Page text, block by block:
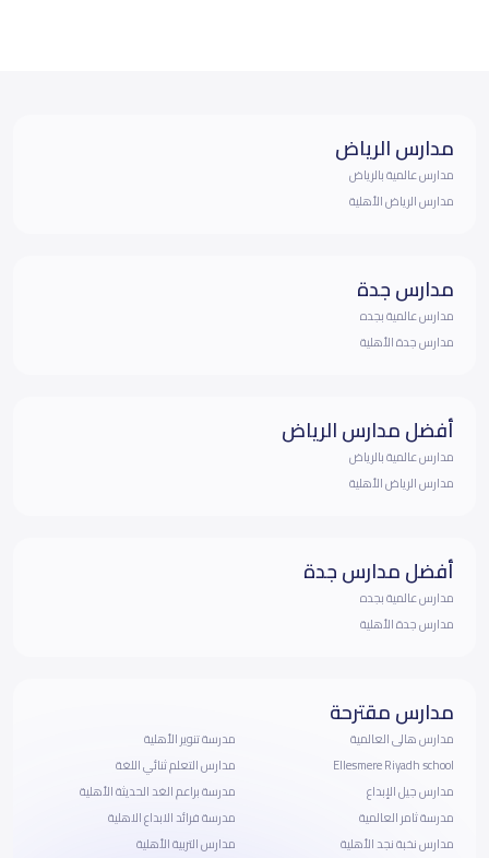
مدارس الرياض
مدارس عالمية بالرياض
مدارس الرياض الأهلية
مدارس جدة
مدارس عالمية بجده
مدارس جدة الأهلية
أفضل مدارس الرياض
مدارس عالمية بالرياض
مدارس الرياض الأهلية
أفضل مدارس جدة
مدارس عالمية بجده
مدارس جدة الأهلية
مدارس مقترحة
مدارس هالى العالمية
Ellesmere Riyadh school
مدارس جيل الإبداع
مدرسة ثامر العالمية
مدارس نخبة نجد الأهلية
مدرسة تنوير الأهلية
مدارس التعلم ثنائي اللغة
مدرسة براعم الغد الحديثة الأهلية
مدرسة فرائد الابداع الاهلية
مدارس التربية الأهلية